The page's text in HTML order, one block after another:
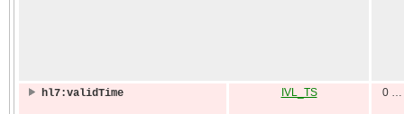
hl7:validTime IVL_TS 0 …